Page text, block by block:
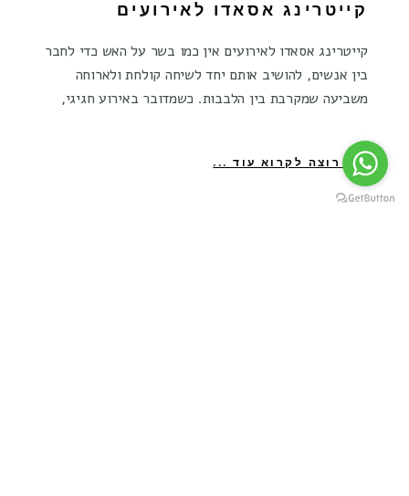
קייטרינג אסאדו לאירועים
קייטרינג אסאדו לאירועים אין כמו בשר על האש כדי לחבר
בין אנשים, להושיב אותם יחד לשיחה קולחת ולארוחה
משביעה שמקרבת בין הלבבות. כשמדובר באירוע חגיגי,
אני רוצה לקרוא עוד ...